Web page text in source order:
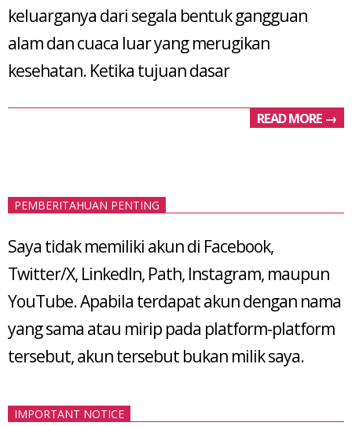
keluarganya dari segala bentuk gangguan
alam dan cuaca luar yang merugikan
kesehatan. Ketika tujuan dasar
READ MORE →
PEMBERITAHUAN PENTING
Saya tidak memiliki akun di Facebook,
Twitter/X, LinkedIn, Path, Instagram, maupun
YouTube. Apabila terdapat akun dengan nama
yang sama atau mirip pada platform-platform
tersebut, akun tersebut bukan milik saya.
IMPORTANT NOTICE